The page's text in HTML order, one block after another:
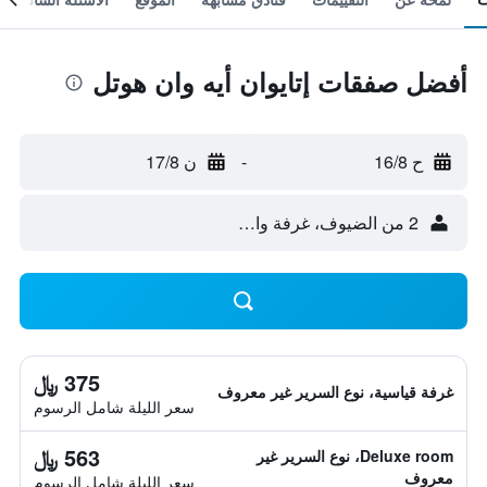
أفضل صفقات إتايوان أيه وان هوتل
ح 16/8 - ن 17/8
2 من الضيوف، غرفة واحدة
غرفة قياسية، نوع السرير غير معروف 375 ﷼
سعر الليلة شامل الرسوم
Deluxe room، نوع السرير غير
معروف
563 ﷼
سعر الليلة شامل الرسوم